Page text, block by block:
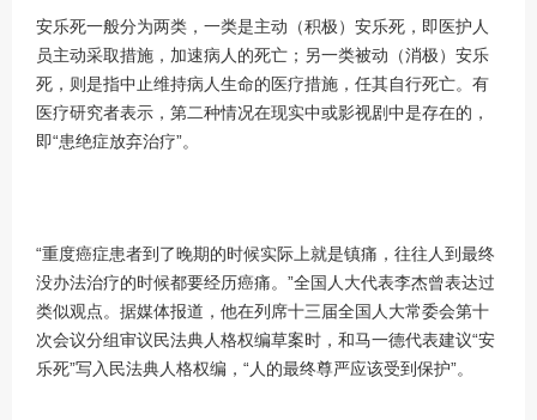
安乐死一般分为两类，一类是主动（积极）安乐死，即医护人
员主动采取措施，加速病人的死亡；另一类被动（消极）安乐
死，则是指中止维持病人生命的医疗措施，任其自行死亡。有
医疗研究者表示，第二种情况在现实中或影视剧中是存在的，
即“患绝症放弃治疗”。
“重度癌症患者到了晚期的时候实际上就是镇痛，往往人到最终
没办法治疗的时候都要经历癌痛。”全国人大代表李杰曾表达过
类似观点。据媒体报道，他在列席十三届全国人大常委会第十
次会议分组审议民法典人格权编草案时，和马一德代表建议“安
乐死”写入民法典人格权编，“人的最终尊严应该受到保护”。